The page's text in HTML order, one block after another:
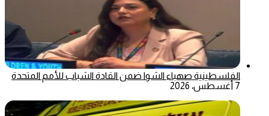
الفلسطينية صهباء الشوا ضمن القادة الشباب للأمم المتحدة
7 أغسطس، 2026